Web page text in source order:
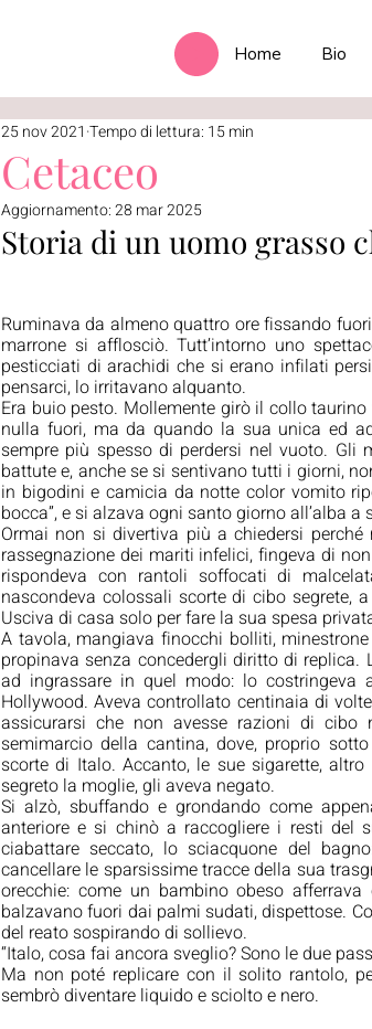
Home Bio
Cetaceo
25 nov 2021 Tempo di lettura: 15 min
Aggiornamento:28 mar 2025
Storia di un uomo grasso
Ruminava da almeno quattro ore fissando
marrone si afflosciò. Tutt’intorno uno
pesticciati di arachidi che si erano infilati
pensarci, lo irritavano alquanto.
Era buio pesto. Mollemente girò il collo
nulla fuori, ma da quando la sua unica ed
sempre più spesso di perdersi nel vuoto. Gli
battute e, anche se si sentivano tutti i giorni,
in bigodini e camicia da notte color vomito
bocca”, e si alzava ogni santo giorno all’alba a
Ormai non si divertiva più a chiedersi
rassegnazione dei mariti infelici, fingeva di
rispondeva con rantoli soffocati di
nascondeva colossali scorte di cibo segrete,
Usciva di casa solo per fare la sua spesa
A tavola, mangiava finocchi bolliti,
propinava senza concedergli diritto di
ad ingrassare in quel modo: lo costringeva
Hollywood. Aveva controllato centinaia di
assicurarsi che non avesse razioni di
semimarcio della cantina, dove, proprio
scorte di Italo. Accanto, le sue sigarette,
segreto la moglie, gli aveva negato.
Si alzò, sbuffando e grondando come
anteriore e si chinò a raccogliere i resti del
ciabattare seccato, lo sciacquone del
cancellare le sparsissime tracce della sua
orecchie: come un bambino obeso
balzavano fuori dai palmi sudati, dispettose.
del reato sospirando di sollievo.
“Italo, cosa fai ancora sveglio? Sono le due
Ma non poté replicare con il solito rantolo,
sembrò diventare liquido e sciolto e nero.